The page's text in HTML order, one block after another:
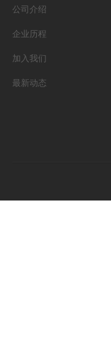
公司介绍
企业历程
加入我们
最新动态